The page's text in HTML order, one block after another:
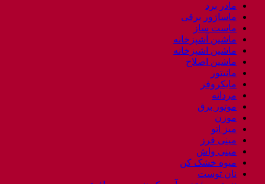
مادر برد
ماساژور برقی
ماست ساز
ماشین آشپزخانه
ماشین اشپزخانه
ماشین اصلاح
مانیتور
مایکروفر
مردانه
موتور برق
موزن
میز اتو
مینی فرز
مینی واش
میوه خشک کن
نان توست